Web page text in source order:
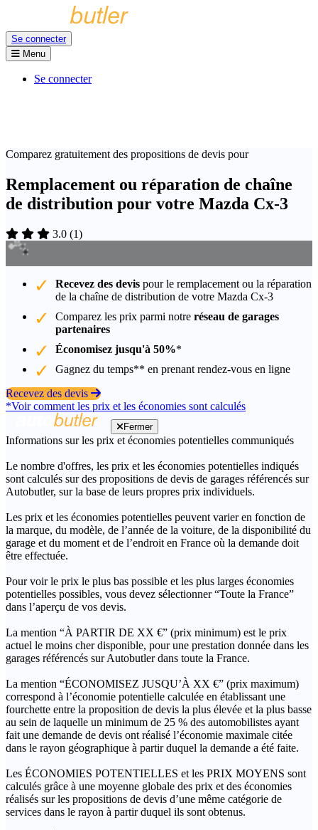
Se connecter
Menu
Se connecter
Comparez gratuitement des propositions de devis pour
Remplacement ou réparation de chaîne
de distribution pour votre Mazda Cx-3
3.0 (1)
Recevez des devis pour le remplacement ou la réparation
de la chaîne de distribution de votre Mazda Cx-3
Comparez les prix parmi notre réseau de garages
partenaires
Économisez jusqu'à 50%*
Gagnez du temps** en prenant rendez-vous en ligne
Recevez des devis
*Voir comment les prix et les économies sont calculés
Fermer
Informations sur les prix et économies potentielles communiqués
Le nombre d'offres, les prix et les économies potentielles indiqués
sont calculés sur des propositions de devis de garages référencés sur
Autobutler, sur la base de leurs propres prix individuels.
Les prix et les économies potentielles peuvent varier en fonction de
la marque, du modèle, de l’année de la voiture, de la disponibilité du
garage et du moment et de l’endroit en France où la demande doit
être effectuée.
Pour voir le prix le plus bas possible et les plus larges économies
potentielles possibles, vous devez sélectionner “Toute la France”
dans l’aperçu de vos devis.
La mention “À PARTIR DE XX €” (prix minimum) est le prix
actuel le moins cher disponible, pour une prestation donnée dans les
garages référencés sur Autobutler dans toute la France.
La mention “ÉCONOMISEZ JUSQU’À XX €” (prix maximum)
correspond à l’économie potentielle calculée en établissant une
fourchette entre la proposition de devis la plus élevée et la plus basse
au sein de laquelle un minimum de 25 % des automobilistes ayant
fait une demande de devis ont réalisé l’économie maximale citée
dans le rayon géographique à partir duquel la demande a été faite.
Les ÉCONOMIES POTENTIELLES et les PRIX MOYENS sont
calculés grâce à une moyenne globale des prix et des économies
réalisés sur les propositions de devis d’une même catégorie de
services dans le rayon à partir duquel ils sont obtenus.